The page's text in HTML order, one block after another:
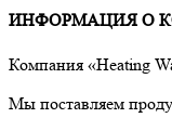
ИНФОРМАЦИЯ О
Компания «Heating
Мы поставляем